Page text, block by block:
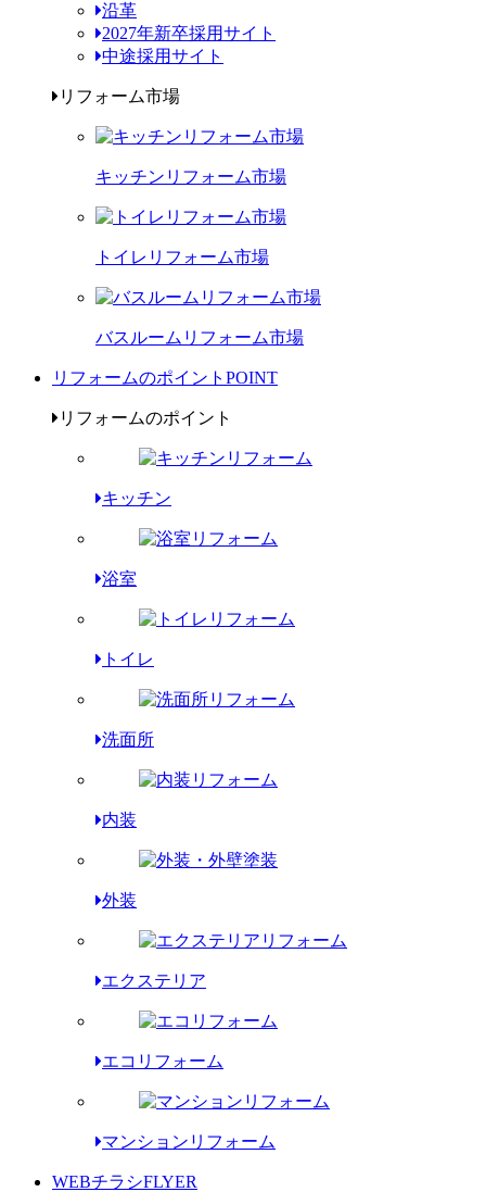
沿革
2027年新卒採用サイト
中途採用サイト
リフォーム市場
キッチンリフォーム市場
トイレリフォーム市場
バスルームリフォーム市場
リフォームのポイント POINT
リフォームのポイント
キッチン
浴室
トイレ
洗面所
内装
外装
エクステリア
エコリフォーム
マンションリフォーム
WEBチラシFLYER